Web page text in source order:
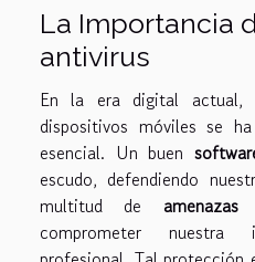
La Importancia
antivirus
En la era digital
dispositivos móviles se
esencial. Un buen
escudo, defendiendo
multitud de amenazas
comprometer nuestra